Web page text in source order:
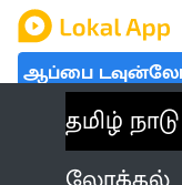
ஆப்பை
தமிழ் நாடு